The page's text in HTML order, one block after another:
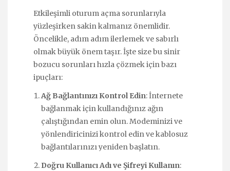
Etkileşimli oturum açma sorunlarıyla
yüzleşirken sakin kalmanız önemlidir.
Öncelikle, adım adım ilerlemek ve sabırlı
olmak büyük önem taşır. İşte size bu sinir
bozucu sorunları hızla çözmek için bazı
ipuçları:
Ağ Bağlantınızı Kontrol Edin: İnternete
bağlanmak için kullandığınız ağın
çalıştığından emin olun. Modeminizi ve
yönlendiricinizi kontrol edin ve kablosuz
bağlantılarınızı yeniden başlatın.
Doğru Kullanıcı Adı ve Şifreyi Kullanın: